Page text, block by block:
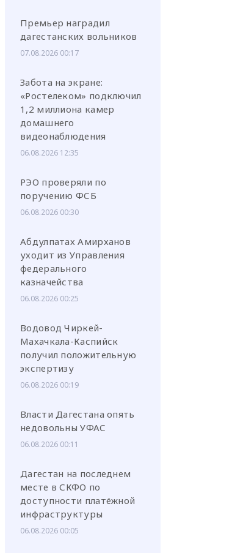
Премьер наградил
дагестанских вольников
07.08.2026 00:17
Забота на экране:
«Ростелеком» подключил
1,2 миллиона камер
домашнего
видеонаблюдения
06.08.2026 12:35
РЭО проверяли по
поручению ФСБ
06.08.2026 00:30
Абдулпатах Амирханов
уходит из Управления
федерального
казначейства
06.08.2026 00:25
Водовод Чиркей-
Махачкала-Каспийск
получил положительную
экспертизу
06.08.2026 00:19
Власти Дагестана опять
недовольны УФАС
06.08.2026 00:11
Дагестан на последнем
месте в СКФО по
доступности платёжной
инфраструктуры
06.08.2026 00:05